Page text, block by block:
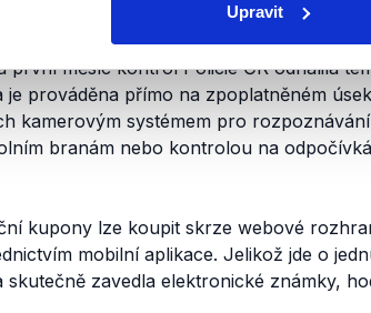
Upravit
na určený účet. Elektronický
kontrola. Koncem února 2021
první měsíc kontrol Policie ČR odhalila
je prováděna přímo na zpoplatněném
kamerovým systémem pro
branám nebo kontrolou na
kupony lze koupit skrze webové
mobilní aplikace. Jelikož jde o
skutečně zavedla elektronické známky,